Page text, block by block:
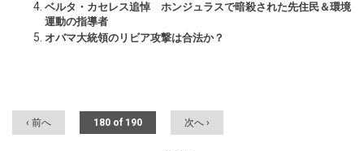
ベルタ・カセレス追悼 ホンジュラスで暗殺された先住民＆環境
運動の指導者
オバマ大統領のリビア攻撃は合法か？
‹ 前へ 180 of 190 次へ ›